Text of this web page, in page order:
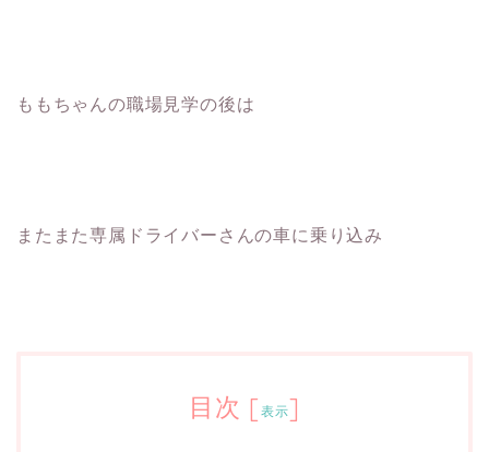
ももちゃんの職場見学の後は
またまた専属ドライバーさんの車に乗り込み
目次 [ 表示]